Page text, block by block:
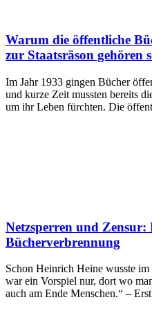
Warum die öffentliche
zur Staatsräson gehören
Im Jahr 1933 gingen Bücher
und kurze Zeit mussten bereits
um ihr Leben fürchten. Die
Netzsperren und
Bücherverbrennung
Schon Heinrich Heine wusste
war ein Vorspiel nur, dort wo
auch am Ende Menschen.“ –